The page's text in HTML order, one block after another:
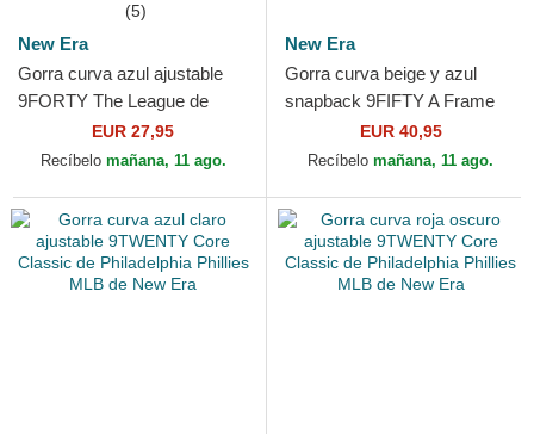
(5)
New Era
Gorra curva azul ajustable
9FORTY The League de
Philadelphia 76ers NBA de
New Era
EUR 27,95
Recíbelo mañana, 11 ago.
New Era
Gorra curva beige y azul
snapback 9FIFTY A Frame
Precurved Hardwood
Classics de Philadelphia...
EUR 40,95
Recíbelo mañana, 11 ago.